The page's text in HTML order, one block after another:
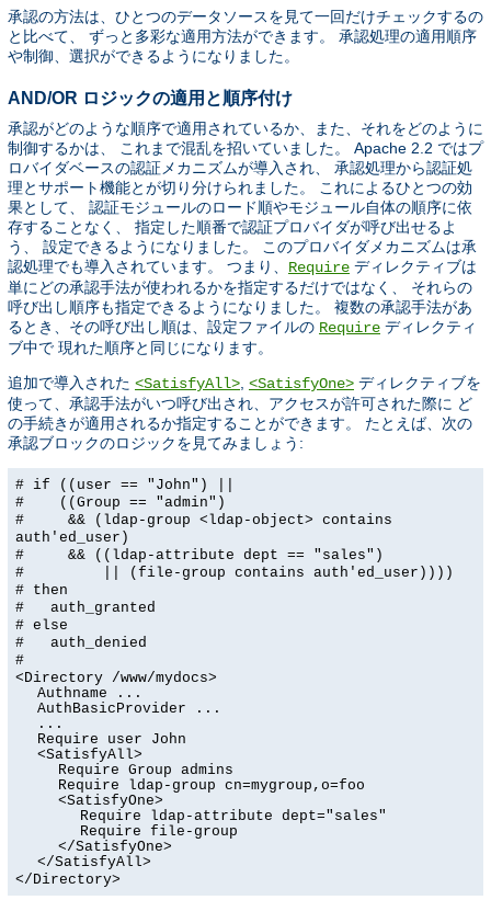
承認の方法は、ひとつのデータソースを見て一回だけチェックするの
と比べて、 ずっと多彩な適用方法ができます。 承認処理の適用順序
や制御、選択ができるようになりました。
AND/OR ロジックの適用と順序付け
承認がどのような順序で適用されているか、また、それをどのように
制御するかは、 これまで混乱を招いていました。 Apache 2.2 ではプ
ロバイダベースの認証メカニズムが導入され、 承認処理から認証処
理とサポート機能とが切り分けられました。 これによるひとつの効
果として、 認証モジュールのロード順やモジュール自体の順序に依
存することなく、 指定した順番で認証プロバイダが呼び出せるよ
う、 設定できるようになりました。 このプロバイダメカニズムは承
認処理でも導入されています。 つまり、 Require ディレクティブは
単にどの承認手法が使われるかを指定するだけではなく、 それらの
呼び出し順序も指定できるようになりました。 複数の承認手法があ
るとき、その呼び出し順は、設定ファイルの Require ディレクティ
ブ中で 現れた順序と同じになります。
追加で導入された <SatisfyAll> <SatisfyOne> ディレクティブを
使って、承認手法がいつ呼び出され、アクセスが許可された際に ど
の手続きが適用されるか指定することができます。 たとえば、次の
承認ブロックのロジックを見てみましょう:
# if ((user == "John") ||
# ((Group == "admin")
# && (ldap-group <ldap-object> contains
auth'ed_user)
# && ((ldap-attribute dept == "sales")
# || (file-group contains auth'ed_user))))
# then
# auth_granted
# else
# auth_denied
#
<Directory /www/mydocs>
Authname ...
AuthBasicProvider ...
...
Require user John
<SatisfyAll>
Require Group admins
Require ldap-group cn=mygroup,o=foo
<SatisfyOne>
Require ldap-attribute dept="sales"
Require file-group
</SatisfyOne>
</SatisfyAll>
</Directory>